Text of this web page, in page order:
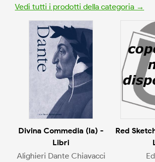
Vedi tutti i prodotti della categoria →
Divina Commedia (la) -
Libri
Alighieri Dante Chiavacci
Red